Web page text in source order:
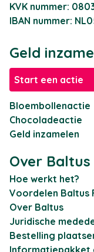
KVK nummer:
IBAN nummer:
Geld
Start een actie
Bloembollenactie
Chocoladeactie
Geld inzamelen
Over Baltus
Hoe werkt het?
Voordelen Baltus
Over Baltus
Juridische
Bestelling
Informatiepakket